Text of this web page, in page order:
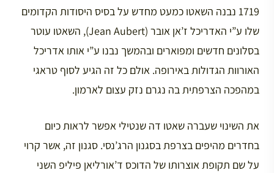
1719 נבנה השאטו כמעט מחדש על בסיס היסודות הקדומים
שלו ע”י האדריכל ז’אן אובר (Jean Aubert), השאטו עוטר
בסלונים חדשים ומפוארים ובהמשך נבנו ע”י אותו אדריכל
האורוות הגדולות באירופה. אולם כל זה הגיע לסוף טראגי
במהפכה הצרפתית בה נגרם נזק עצום לארמון.
את השינוי שעברה שאטו דה שנטילי אפשר לראות כיום
בחדרים מהיפים בצרפת בסגנון הרג’נסי. סגנון זה, אשר קרוי
על שם תקופת אוצרותו של הדוכס ד’אורליאן פיליפ השני